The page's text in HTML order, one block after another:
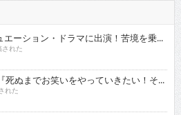
ーション・ドラマに出演！苦境を乗...
れた
死ぬまでお笑いをやっていきたい！そ...
れた